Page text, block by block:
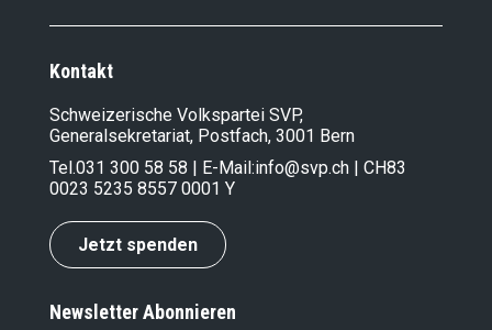
Kontakt
Schweizerische Volkspartei SVP,
Generalsekretariat, Postfach, 3001 Bern
Tel.031 300 58 58 | E-Mail:info@svp.ch | CH83
0023 5235 8557 0001 Y
Jetzt spenden
Newsletter Abonnieren